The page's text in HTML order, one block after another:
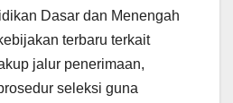
Dasar dan Menengah
terbaru terkait
jalur penerimaan,
seleksi guna